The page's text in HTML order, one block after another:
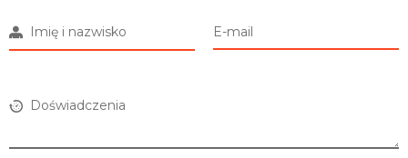
Imię i nazwisko E-mail
Doświadczenia